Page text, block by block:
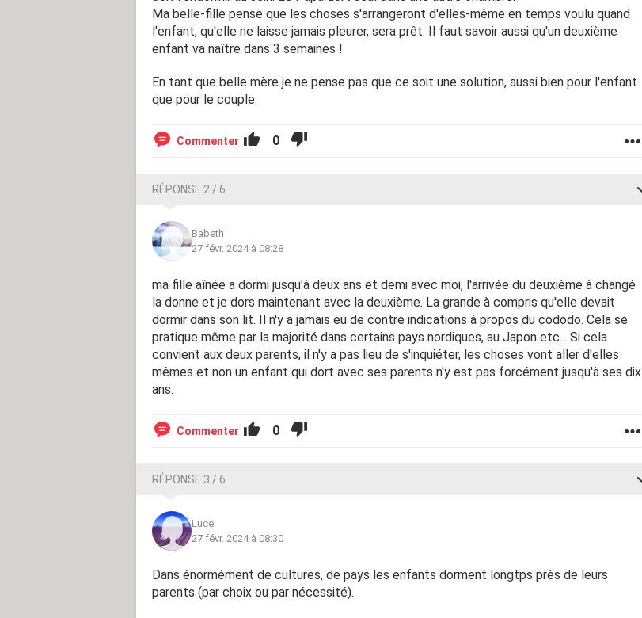
Ma belle-fille pense que les choses s'arrangeront d'elles-même en temps voulu quand
l'enfant, qu'elle ne laisse jamais pleurer, sera prêt. Il faut savoir aussi qu'un deuxième
enfant va naître dans 3 semaines !
En tant que belle mère je ne pense pas que ce soit une solution, aussi bien pour l'enfant
que pour le couple
Commenter 0
RÉPONSE 2 / 6
Babeth
27 févr. 2024 à 08:28
ma fille aînée a dormi jusqu'à deux ans et demi avec moi, l'arrivée du deuxième à changé
la donne et je dors maintenant avec la deuxième. La grande à compris qu'elle devait
dormir dans son lit. Il n'y a jamais eu de contre indications à propos du cododo. Cela se
pratique même par la majorité dans certains pays nordiques, au Japon etc... Si cela
convient aux deux parents, il n'y a pas lieu de s'inquiéter, les choses vont aller d'elles
mêmes et non un enfant qui dort avec ses parents n'y est pas forcément jusqu'à ses dix
ans.
Commenter 0
RÉPONSE 3 / 6
Luce
27 févr. 2024 à 08:30
Dans énormément de cultures, de pays les enfants dorment longtps près de leurs
parents (par choix ou par nécessité).